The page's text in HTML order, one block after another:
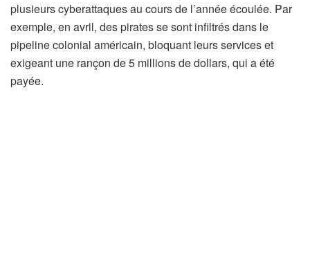
plusieurs cyberattaques au cours de l’année écoulée. Par
exemple, en avril, des pirates se sont infiltrés dans le
pipeline colonial américain, bloquant leurs services et
exigeant une rançon de 5 millions de dollars, qui a été
payée.